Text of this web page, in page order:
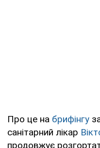
Про це на брифінгу
санітарний лікар
продовжує